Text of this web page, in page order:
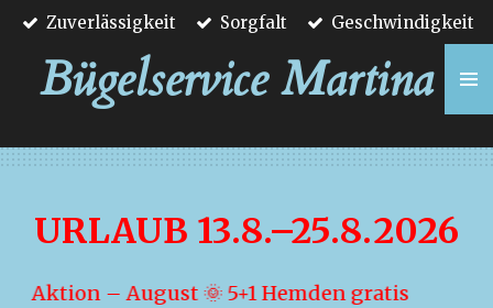
Zum
springen
Bügelservice Martina
Zuverlässigkeit Sorgfalt Geschwindigkeit
URLAUB 13.8.–25.8.2026
Aktion – August 🌞 5+1 Hemden gratis